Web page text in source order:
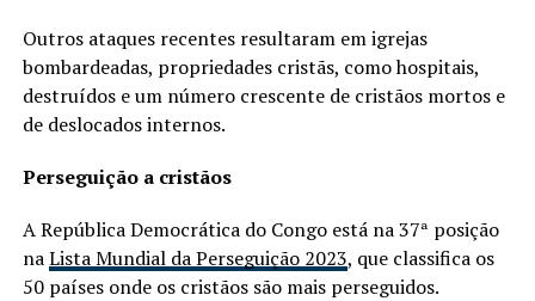
Outros ataques recentes resultaram em igrejas
bombardeadas, propriedades cristãs, como hospitais,
destruídos e um número crescente de cristãos mortos e
de deslocados internos.
Perseguição a cristãos
A República Democrática do Congo está na 37ª posição
naLista Mundial da Perseguição 2023, que classifica os
50 países onde os cristãos são mais perseguidos.